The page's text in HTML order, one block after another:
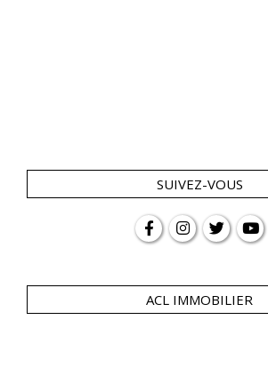
SUIVEZ-VOUS
ACL IMMOBILIER